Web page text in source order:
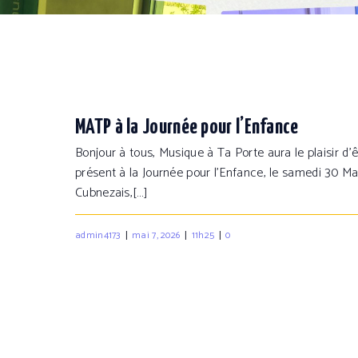
MATP à la Journée pour l’Enfance
Bonjour à tous, Musique à Ta Porte aura le plaisir
présent à la Journée pour l’Enfance, le samedi 30
Cubnezais,[…]
admin4173 | mai 7, 2026 | 11h25 | 0